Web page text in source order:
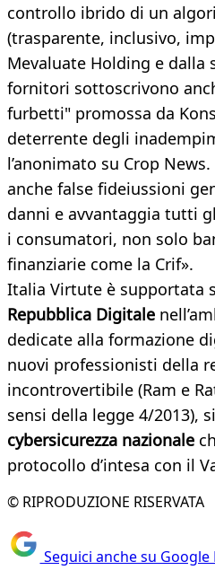
controllo ibrido di un
(trasparente, inclusivo,
Mevaluate Holding e dalla
fornitori sottoscrivono
furbetti" promossa da
deterrente degli
l’anonimato su Crop
anche false fideiussioni
danni e avvantaggia tutti
i consumatori, non solo
finanziarie come la Crif».
Italia Virtute è supportata
Repubblica Digitale
dedicate alla formazione
nuovi professionisti della
incontrovertibile (Ram e
sensi della legge 4/2013),
cybersicurezza nazionale
protocollo d’intesa con il
© RIPRODUZIONE RISERVATA
Seguici anche su